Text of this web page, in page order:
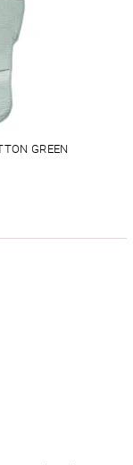
GREEN